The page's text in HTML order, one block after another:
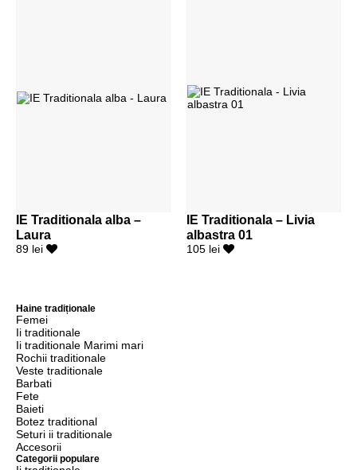
IE Traditionala alba –
Laura
89 lei
IE Traditionala – Livia
albastra 01
105 lei
Haine tradiționale
Femei
Ii traditionale
Ii traditionale Marimi mari
Rochii traditionale
Veste traditionale
Barbati
Fete
Baieti
Botez traditional
Seturi ii traditionale
Accesorii
Categorii populare